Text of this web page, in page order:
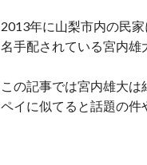
2013年に山梨市内の民
名手配されている宮内雄
この記事では宮内雄大
ペイに似てると話題の件